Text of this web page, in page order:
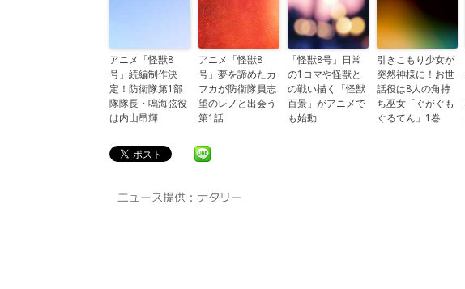
アニメ「怪獣8
号」続編制作決
定！防衛隊第1部
隊隊長・鳴海弦役
は内山昂輝
アニメ「怪獣8
号」夢を諦めたカ
フカが防衛隊員志
望のレノと出会う
第1話
「怪獣8号」日常
の1コマや怪獣と
の戦い描く「怪獣
百景」がアニメで
も始動
引きこもり少女が
突然神様に！お世
話役は8人の角持
ち巫女「ぐがぐも
ぐるてん」1巻